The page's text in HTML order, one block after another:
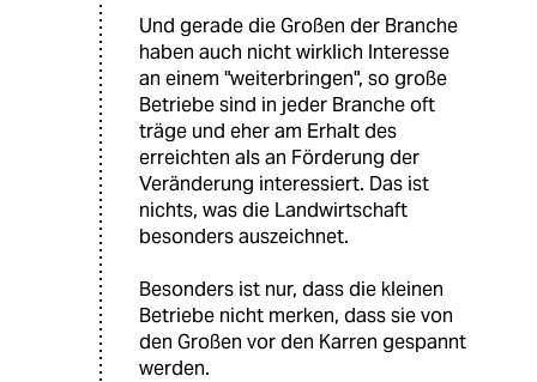
Und gerade die Großen der Branche
haben auch nicht wirklich Interesse
an einem "weiterbringen", so große
Betriebe sind in jeder Branche oft
träge und eher am Erhalt des
erreichten als an Förderung der
Veränderung interessiert. Das ist
nichts, was die Landwirtschaft
besonders auszeichnet.
Besonders ist nur, dass die kleinen
Betriebe nicht merken, dass sie von
den Großen vor den Karren gespannt
werden.